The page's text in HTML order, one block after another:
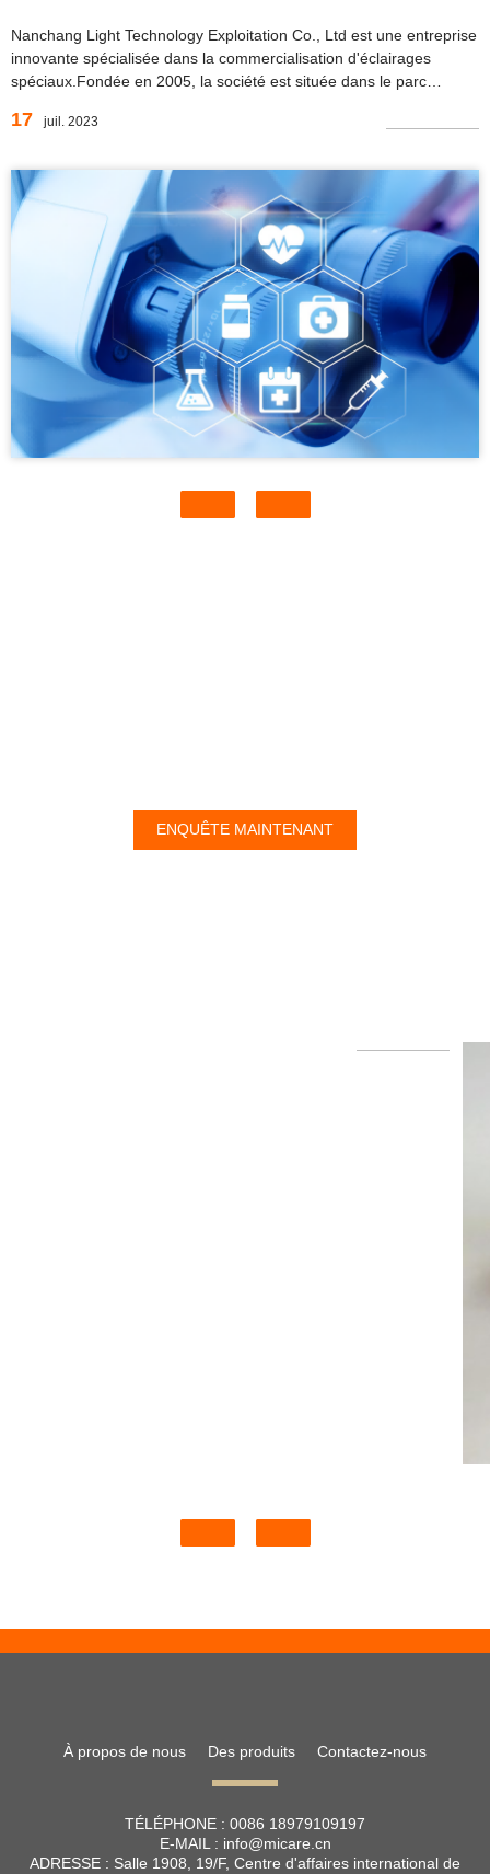
Nanchang Light Technology Exploitation Co., Ltd est une entreprise
innovante spécialisée dans la commercialisation d'éclairages
spéciaux.Fondée en 2005, la société est située dans le parc
Nanchang en Chine.Avec plus de 17 ans d'expérience dans
17 juil. 2023
ENQUÊTE MAINTENANT
À propos de nous Des produits Contactez-nous
TÉLÉPHONE : 0086 18979109197
E-MAIL : info@micare.cn
ADRESSE : Salle 1908, 19/F, Centre d'affaires international de